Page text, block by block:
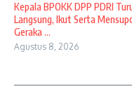
Kepala BPOKK DPP PDRI
Langsung, Ikut Serta
Geraka ...
Agustus 8, 2026